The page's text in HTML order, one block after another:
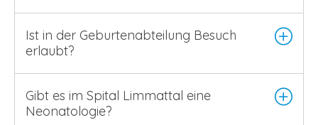
Ist in der Geburtenabteilung Besuch
erlaubt?
Gibt es im Spital Limmattal eine
Neonatologie?